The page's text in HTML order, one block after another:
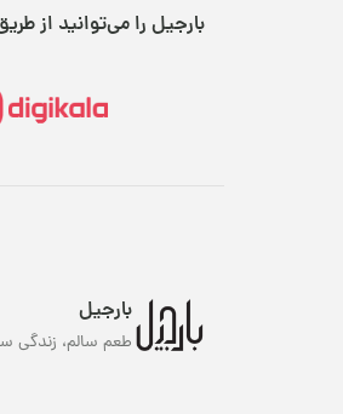
بارجیل را می‌توانید از
بارجیل
طعم سالم، زندگی